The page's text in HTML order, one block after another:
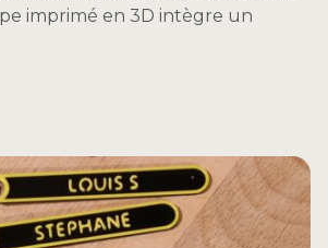
imprimé en 3D intègre un